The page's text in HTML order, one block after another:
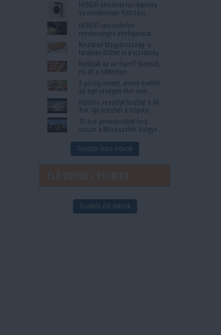
laktató vacsora
HONOR okostelefon-kamera
vs mindennapi fotózási
igények
HONOR okostelefon
mesterséges intelligencia
funkciók, amelyek
megkönnyítik az életet
Kiszárad Magyarország: a
talajban dőlhet el a vízválság
Betiltják az air fryert? Kiderült,
mi áll a háttérben
5 görög recept, amely mellett
az egészséges étel sem
tűnik lemondásnak
Halálos veszélyt hozhat a 40
fok: így jelezhet a hőguta
35 éve generációkat hoz
össze a Művészetek Völgye
és a bérletár
További friss videók
További élő videók